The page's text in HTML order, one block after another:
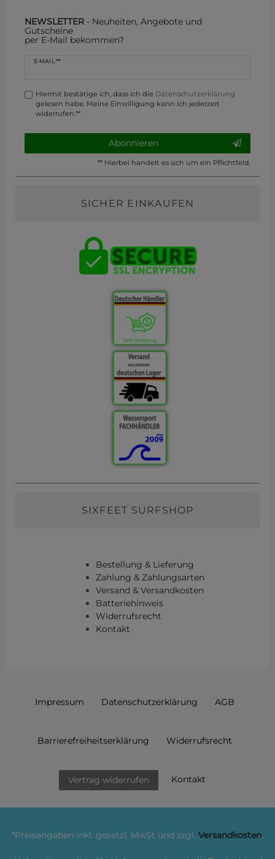
NEWSLETTER - Neuheiten, Angebote und
Gutscheine
per E-Mail bekommen?
E-MAIL **
Newsletter
Hiermit bestätige ich, dass ich die Daten­schutz­erklärung
gelesen habe. Meine Einwilligung kann ich jederzeit
widerrufen.**
Abonnieren
** Hierbei handelt es sich um ein Pflichtfeld.
SICHER EINKAUFEN
SIXFEET SURFSHOP
Bestellung & Lieferung
Zahlung & Zahlungsarten
Versand & Versandkosten
Batteriehinweis
Widerrufsrecht
Kontakt
Impressum Daten­schutz­erklärung AGB
Barrierefreiheitserklärung Widerrufs­recht
Vertrag widerrufen Kontakt
*Preisangaben inkl. gesetzl. MwSt und zzgl. Versandkosten.